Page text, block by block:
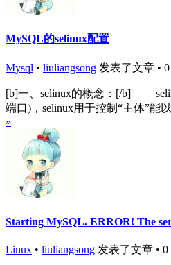
MySQL的selinux配置
Mysql • liuliangsong 发表了文章 • 0
[b]一、selinux的概念：[/b]
端口)，selinux用于控制“主体”能
»
Starting MySQL. ERROR! The
Linux • liuliangsong 发表了文章 • 0